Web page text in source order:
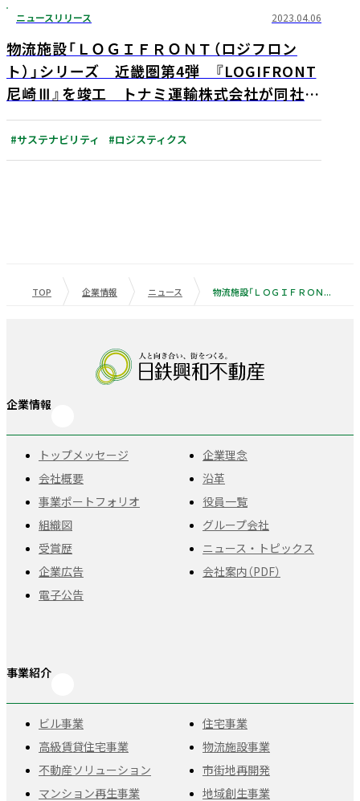
ニュースリリース 2023.04.06
物流施設「ＬＯＧＩＦＲＯＮＴ（ロジフロン
ト）」シリーズ 近畿圏第4弾 『LOGIFRONT
尼崎Ⅲ』を竣工 トナミ運輸株式会社が同社施
設最大延床面積となるBTS型施設として利用
#サステナビリティ #ロジスティクス
TOP 企業情報 ニュース
企業情報
トップメッセージ 企業理念
会社概要 沿革
事業ポートフォリオ 役員一覧
組織図 グループ会社
受賞歴 ニュース・トピックス
企業広告 会社案内（PDF）
電子公告
事業紹介
ビル事業 住宅事業
高級賃貸住宅事業 物流施設事業
不動産ソリューション 市街地再開発
マンション再生事業 地域創生事業